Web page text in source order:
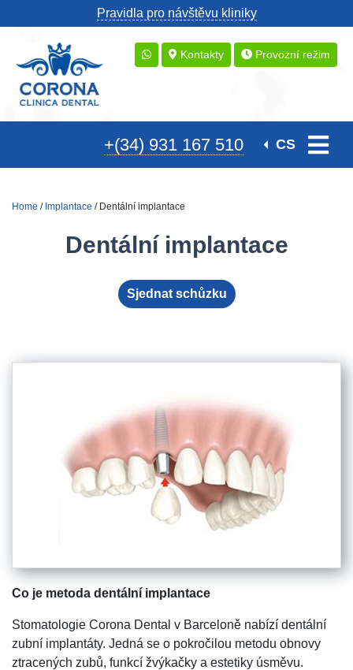
Pravidla pro návštěvu kliniky
Kontakty Provozní režim
+(34) 931 167 510 CS
Home / Implantace / Dentální implantace
Dentální implantace
Sjednat schůzku
Co je metoda dentální implantace
Stomatologie Corona Dental v Barceloně nabízí dentální
zubní implantáty. Jedná se o pokročilou metodu obnovy
ztracených zubů, funkcí žvýkačky a estetiky úsměvu.